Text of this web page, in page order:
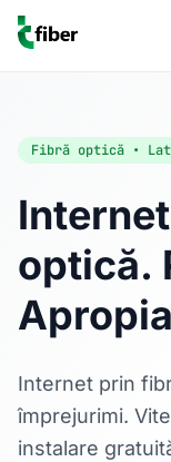
Fibră optică •
optică.
Internet prin
împrejurimi.
instalare
Acasă
Internet
Fibră optică până